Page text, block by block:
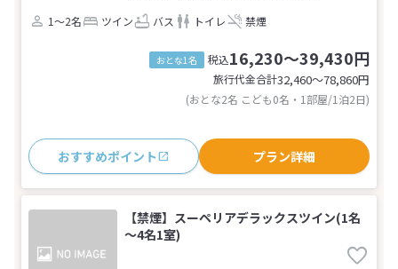
1～2名
ツイン バス トイレ 禁煙
おとな1名 税込16,230～39,430円
旅行代金合計32,460〜78,860円
(おとな2名 こども0名・1部屋/1泊2日)
おすすめポイント プラン詳細
【禁煙】スーペリアデラックスツイン(1名
～4名1室)